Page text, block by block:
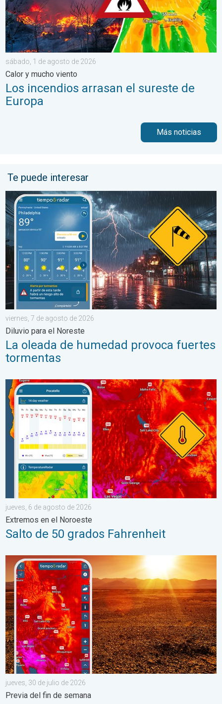
sábado, 1 de agosto de 2026
Calor y mucho viento
Los incendios arrasan el sureste de
Europa
Más noticias
Te puede interesar
La oleada de humedad provoca fuertes tormentas. Diluvio
viernes, 7 de agosto de 2026
Diluvio para el Noreste
La oleada de humedad provoca fuertes
tormentas
Salto de 50 grados Fahrenheit. Extremos en el Noroeste. . .
jueves, 6 de agosto de 2026
Extremos en el Noroeste
Salto de 50 grados Fahrenheit
Agosto empieza con un calor abrasador. Previa del fin de
jueves, 30 de julio de 2026
Previa del fin de semana